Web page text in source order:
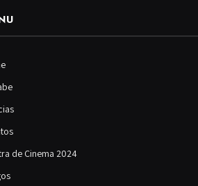
de Cinema 2024